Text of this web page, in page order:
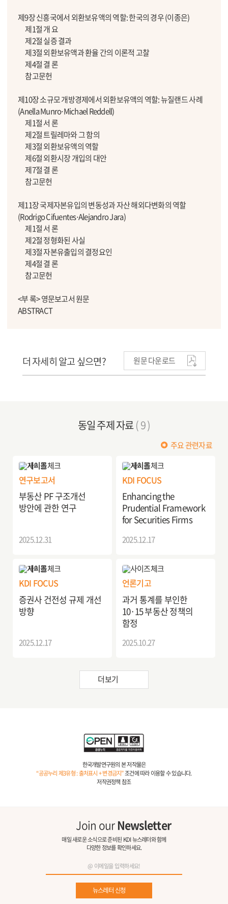
제9장 신흥국에서 외환보유액의 역할: 한국의 경우 (이종은)
제1절 개 요
제2절 실증 결과
제3절 외환보유액과 환율 간의 이론적 고찰
제4절 결 론
참고문헌
제10장 소규모 개방경제에서 외환보유액의 역할: 뉴질랜드 사례
(Anella Munro⋅Michael Reddell)
제1절 서 론
제2절 트릴레마와 그 함의
제3절 외환보유액의 역할
제6절 외환시장 개입의 대안
제7절 결 론
참고문헌
제11장 국제자본유입의 변동성과 자산 해외다변화의 역할
(Rodrigo Cifuentes⋅Alejandro Jara)
제1절 서 론
제2절 정형화된 사실
제3절 자본유출입의 결정요인
제4절 결 론
참고문헌
<부 록> 영문보고서 원문
ABSTRACT
더 자세히 알고 싶으면? 원문 다운로드
동일 주제 자료( 9 )
주요 관련자료
연구보고서
부동산 PF 구조개선
방안에 관한 연구
2025.12.31
KDI FOCUS
Enhancing the
Prudential Framework
for Securities Firms
2025.12.17
KDI FOCUS
증권사 건전성 규제 개선
방향
2025.12.17
언론기고
과거 통계를 부인한
10·15 부동산 정책의
함정
2025.10.27
더보기
한국개발연구원의 본 저작물은
“공공누리 제3유형 : 출처표시 + 변경금지”조건에 따라 이용할 수 있습니다.
저작권정책 참조
Join ourNewsletter
매일 새로운 소식으로 준비된 KDI 뉴스레터와 함께
다양한 정보를 확인하세요.
뉴스레터 신청